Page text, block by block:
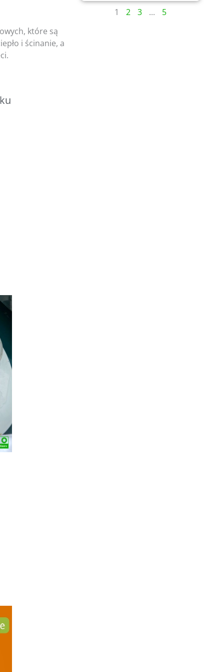
które są
i ścinanie, a
1 2 3 ... 5